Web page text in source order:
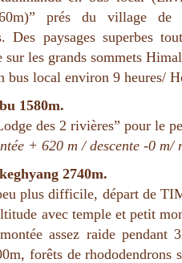
prés du village de
Des paysages superbes
sur les grands sommets
bus local environ 9 heures/
1580m.
des 2 rivières” pour le
+ 620 m / descente -0
2740m.
plus difficile, départ de
avec temple et petit
assez raide
forêts de rhododendrons